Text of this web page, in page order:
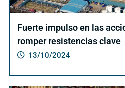
Fuerte impulso en las
romper resistencias clave
13/10/2024